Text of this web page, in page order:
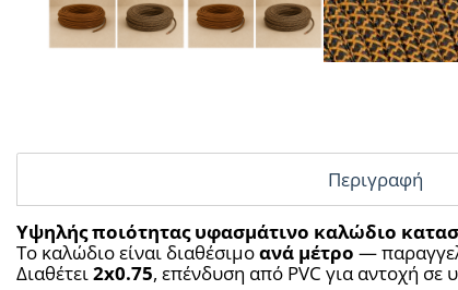
Περιγραφή
Υψηλής ποιότητας υφασμάτινο καλώδιο
Το καλώδιο είναι διαθέσιμο ανά μέτρο —
Διαθέτει 2x0.75, επένδυση από PVC για αντοχή σε